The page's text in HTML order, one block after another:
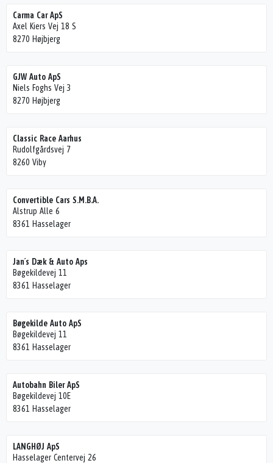
Carma Car ApS
Axel Kiers Vej 18 S
8270 Højbjerg
GJW Auto ApS
Niels Foghs Vej 3
8270 Højbjerg
Classic Race Aarhus
Rudolfgårdsvej 7
8260 Viby
Convertible Cars S.M.B.A.
Alstrup Alle 6
8361 Hasselager
Jan´s Dæk & Auto Aps
Bøgekildevej 11
8361 Hasselager
Bøgekilde Auto ApS
Bøgekildevej 11
8361 Hasselager
Autobahn Biler ApS
Bøgekildevej 10E
8361 Hasselager
LANGHØJ ApS
Hasselager Centervej 26